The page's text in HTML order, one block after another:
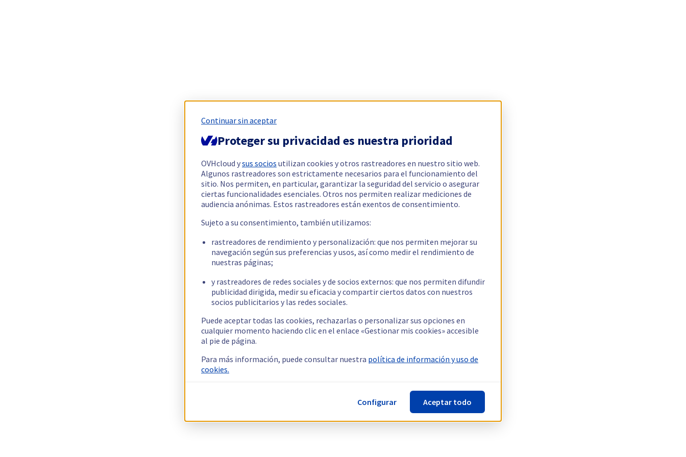
Continuar sin aceptar
Proteger su privacidad es nuestra prioridad
OVHcloud ysus socios utilizan cookies y otros rastreadores en nuestro sitio web.
Algunos rastreadores son estrictamente necesarios para el funcionamiento del
sitio. Nos permiten, en particular, garantizar la seguridad del servicio o asegurar
ciertas funcionalidades esenciales. Otros nos permiten realizar mediciones de
audiencia anónimas. Estos rastreadores están exentos de consentimiento.
Sujeto a su consentimiento, también utilizamos:
rastreadores de rendimiento y personalización: que nos permiten mejorar su
navegación según sus preferencias y usos, así como medir el rendimiento de
nuestras páginas;
y rastreadores de redes sociales y de socios externos: que nos permiten difundir
publicidad dirigida, medir su eficacia y compartir ciertos datos con nuestros
socios publicitarios y las redes sociales.
Puede aceptar todas las cookies, rechazarlas o personalizar sus opciones en
cualquier momento haciendo clic en el enlace «Gestionar mis cookies» accesible
al pie de página.
Para más información, puede consultar nuestra política de información y uso de
cookies.
Configurar Aceptar todo